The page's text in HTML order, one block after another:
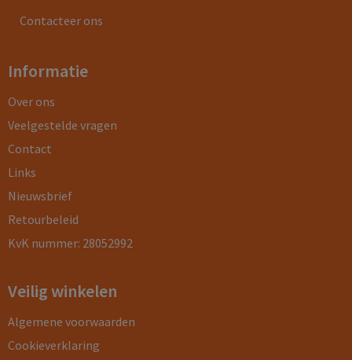
Contacteer ons
Informatie
Over ons
Veelgestelde vragen
Contact
Links
Nieuwsbrief
Retourbeleid
KvK nummer: 28052992
Veilig winkelen
Algemene voorwaarden
Cookieverklaring